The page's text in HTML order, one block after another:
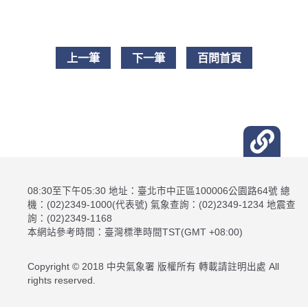
上一筆 下一筆 百問首頁
08:30至下午05:30 地址：臺北市中正區100006公園路64號 總
機：(02)2349-1000(代表號) 氣象查詢：(02)2349-1234 地震查
詢：(02)2349-1168
本網站參考時間：臺灣標準時間TST(GMT +08:00)
Copyright © 2018 中央氣象署 版權所有 轉載請註明出處 All
rights reserved.